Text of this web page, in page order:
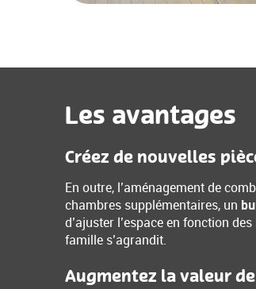
Les avantages
Créez de nouvelles
En outre, l’aménagement de
chambres supplémentaires, un
d’ajuster l’espace en fonction
famille s’agrandit.
Augmentez la valeur